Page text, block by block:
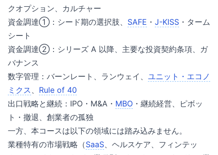
クオプション、カルチャー
資金調達①：シード期の選択肢、 SAFE ・ J-KISS ・ターム
シート
資金調達②：シリーズ A 以降、主要な投資契約条項、ガ
バナンス
数字管理：バーンレート、ランウェイ、 ユニット・エコノ
ミクス 、 Rule of 40
出口戦略と継続：IPO・M&A・ MBO ・継続経営、ピボッ
ト・撤退、創業者の孤独
一方、本コースは以下の領域には踏み込みません。
業種特有の市場戦略（SaaS、ヘルスケア、フィンテッ